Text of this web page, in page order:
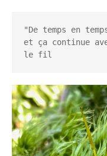
"De temps en
et ça continue
le fil